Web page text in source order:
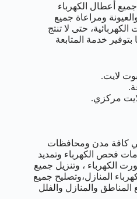
أعطال الكهرباء
ومراعاة جميع
الكهربائية، حتى لا تنتج
خدمة المتابعة
لايت.
مركزي.
خدمة 24 ساعة في كافة مدن ومحافظات
فحص الكهرباء وتمديد
الكهرباء ، وتنزيل جميع
المنازل،وتصليح جميع
المناطق والمنازل والفلل